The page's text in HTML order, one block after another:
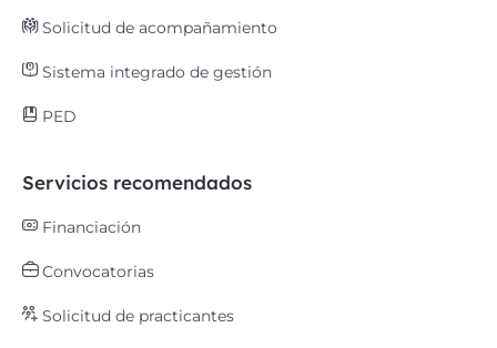
Solicitud de acompañamiento
Sistema integrado de gestión
PED
Servicios recomendados
Financiación
Convocatorias
Solicitud de practicantes